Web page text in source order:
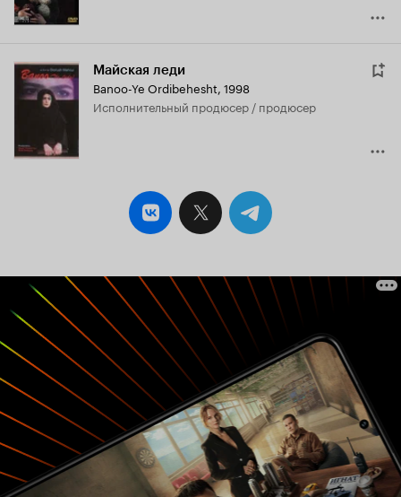
Майская леди
Banoo-Ye Ordibehesht, 1998
исполнительный продюсер / продюсер